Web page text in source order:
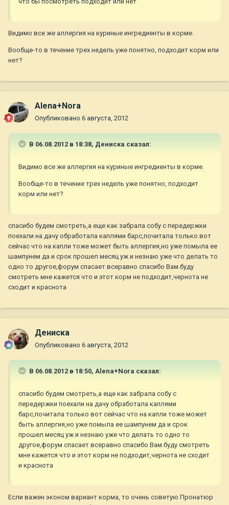
Видимо все же аллергия на куриные ингредиенты в корме.
Вообще-то в течение трех недель уже понятно, подходит корм или
нет?
Alena+Nora
Опубликовано 6 августа, 2012
В 06.08.2012 в 18:38, Дениска сказал:
Видимо все же аллергия на куриные ингредиенты в корме.
Вообще-то в течение трех недель уже понятно, подходит
корм или нет?
спасибо будем смотреть,а еще как забрала собу с передержки
поехали на дачу обработала каплями барс,почитала только вот
сейчас что на капли тоже может быть аллергия,но уже помыла ее
шампунем да и срок прошел месяц уж и незнаю уже что делать то
одно то другое,форум спасает всеравно спасибо Вам.буду
смотреть мне кажется что и этот корм не подходит,чернота не
сходит и краснота
Дениска
Опубликовано 6 августа, 2012
В 06.08.2012 в 18:50, Alena+Nora сказал:
спасибо будем смотреть,а еще как забрала собу с
передержки поехали на дачу обработала каплями
барс,почитала только вот сейчас что на капли тоже может
быть аллергия,но уже помыла ее шампунем да и срок
прошел месяц уж и незнаю уже что делать то одно то
другое,форум спасает всеравно спасибо Вам.буду смотреть
мне кажется что и этот корм не подходит,чернота не сходит
и краснота
Если важен эконом вариант корма, то очень советую Пронатюр